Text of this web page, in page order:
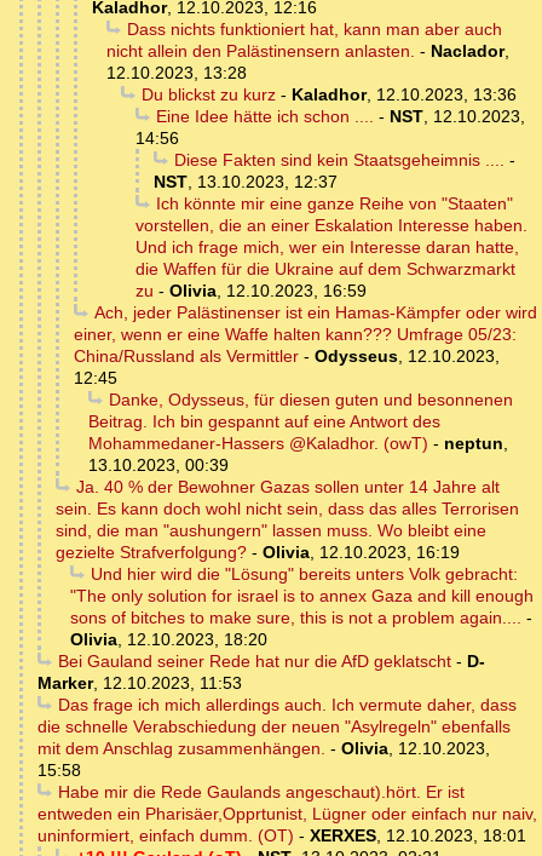
Kaladhor, 12.10.2023, 12:16
Dass nichts funktioniert hat, kann man aber auch
nicht allein den Palästinensern anlasten. - Naclador,
12.10.2023, 13:28
Du blickst zu kurz- Kaladhor, 12.10.2023, 13:36
Eine Idee hätte ich schon .... - NST, 12.10.2023,
14:56
Diese Fakten sind kein Staatsgeheimnis .... -
NST, 13.10.2023, 12:37
Ich könnte mir eine ganze Reihe von "Staaten"
vorstellen, die an einer Eskalation Interesse haben.
Und ich frage mich, wer ein Interesse daran hatte,
die Waffen für die Ukraine auf dem Schwarzmarkt
zu - Olivia, 12.10.2023, 16:59
Ach, jeder Palästinenser ist ein Hamas-Kämpfer oder wird
einer, wenn er eine Waffe halten kann??? Umfrage 05/23:
China/Russland als Vermittler - Odysseus, 12.10.2023,
12:45
Danke, Odysseus, für diesen guten und besonnenen
Beitrag. Ich bin gespannt auf eine Antwort des
Mohammedaner-Hassers @Kaladhor. (owT) - neptun,
13.10.2023, 00:39
Ja. 40 % der Bewohner Gazas sollen unter 14 Jahre alt
sein. Es kann doch wohl nicht sein, dass das alles Terrorisen
sind, die man "aushungern" lassen muss. Wo bleibt eine
gezielte Strafverfolgung? - Olivia, 12.10.2023, 16:19
Und hier wird die "Lösung" bereits unters Volk gebracht:
"The only solution for israel is to annex Gaza and kill enough
sons of bitches to make sure, this is not a problem again.... -
Olivia, 12.10.2023, 18:20
Bei Gauland seiner Rede hat nur die AfD geklatscht- D-
Marker, 12.10.2023, 11:53
Das frage ich mich allerdings auch. Ich vermute daher, dass
die schnelle Verabschiedung der neuen "Asylregeln" ebenfalls
mit dem Anschlag zusammenhängen. - Olivia, 12.10.2023,
15:58
Habe mir die Rede Gaulands angeschaut).hört. Er ist
entweden ein Pharisäer,Opprtunist, Lügner oder einfach nur naiv,
uninformiert, einfach dumm. (OT) - XERXES, 12.10.2023, 18:01